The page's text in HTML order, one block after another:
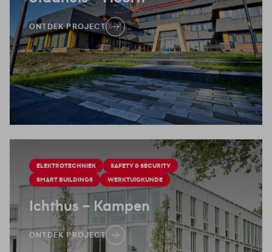
ONTDEK PROJECT
ELEKTROTECHNIEK
SAFETY & SECURITY
SMART BUILDINGS
WERKTUIGKUNDE
Ichthus – Kampen
ONTDEK PROJECT